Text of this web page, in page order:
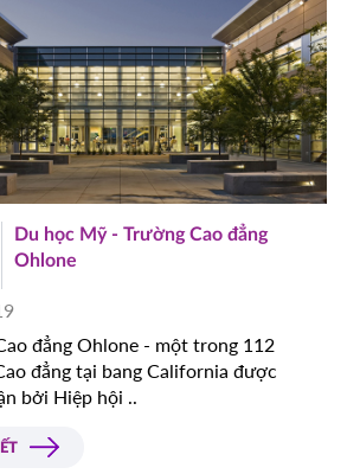
Du học Mỹ - Trường Cao đẳng
Ohlone
đẳng Ohlone - một trong 112
đẳng tại bang California được
bởi Hiệp hội ..